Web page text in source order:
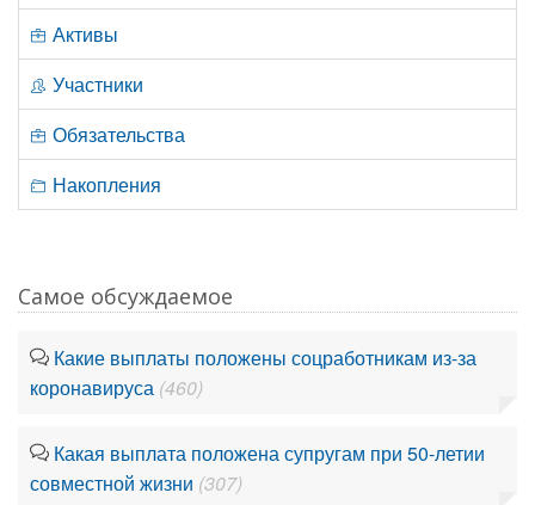
Активы
Участники
Обязательства
Накопления
Самое обсуждаемое
Какие выплаты положены соцработникам из-за
коронавируса (460)
Какая выплата положена супругам при 50-летии
совместной жизни (307)